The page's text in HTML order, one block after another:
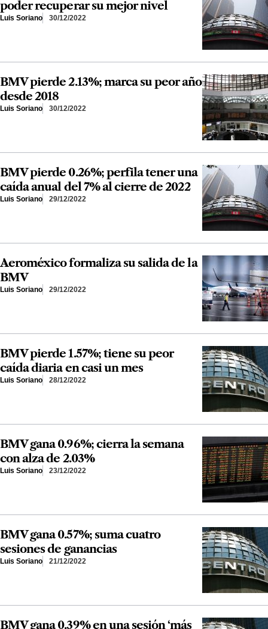
poder recuperar su mejor nivel
Luis Soriano 30/12/2022
BMV pierde 2.13%; marca su peor año
desde 2018
Luis Soriano 30/12/2022
BMV pierde 0.26%; perfila tener una
caída anual del 7% al cierre de 2022
Luis Soriano 29/12/2022
Aeroméxico formaliza su salida de la
BMV
Luis Soriano 29/12/2022
BMV pierde 1.57%; tiene su peor
caída diaria en casi un mes
Luis Soriano 28/12/2022
BMV gana 0.96%; cierra la semana
con alza de 2.03%
Luis Soriano 23/12/2022
BMV gana 0.57%; suma cuatro
sesiones de ganancias
Luis Soriano 21/12/2022
BMV gana 0.39% en una sesión ‘más